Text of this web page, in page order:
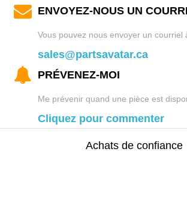
ENVOYEZ-NOUS UN
Vous pouvez nous envoyer un courriel
sales@partsavatar.ca
PRÉVENEZ-MOI
Me prévenir quand une pièce est
Cliquez pour commenter
Achats de confiance